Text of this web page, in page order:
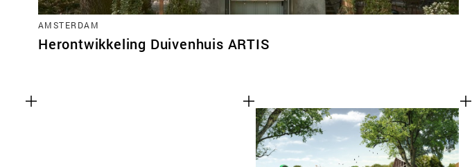
AMSTERDAM
Herontwikkeling Duivenhuis ARTIS